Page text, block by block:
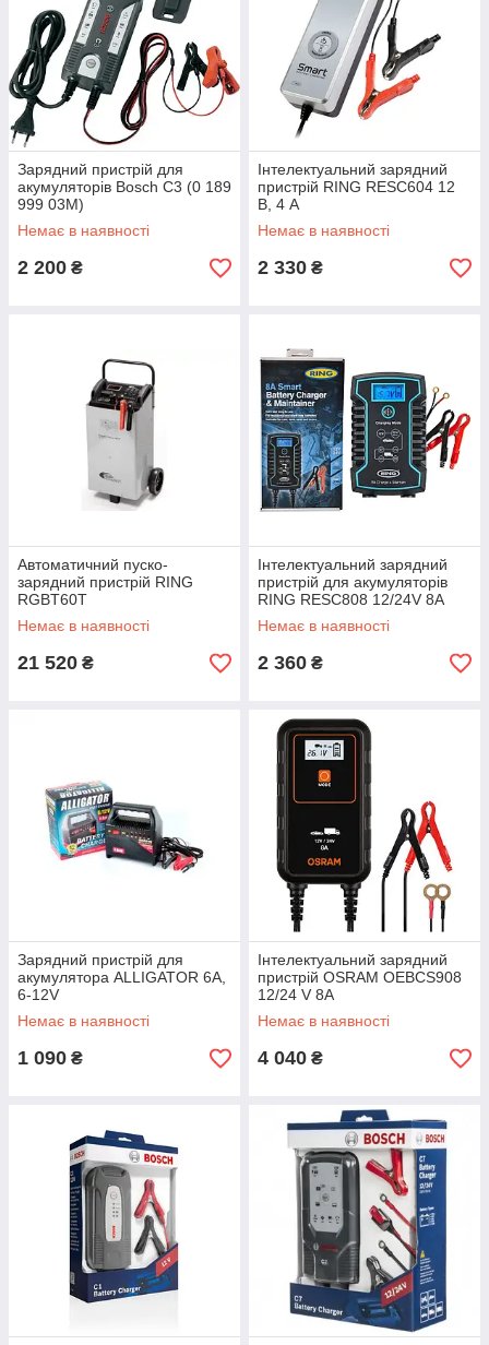
Зарядний пристрій для
акумуляторів Bosch C3 (0 189
999 03M)
Немає в наявності
2 200 ₴
Інтелектуальний зарядний
пристрій RING RESC604 12
В, 4 А
Немає в наявності
2 330 ₴
Автоматичний пуско-
зарядний пристрій RING
RGBT60T
Немає в наявності
21 520 ₴
Інтелектуальний зарядний
пристрій для акумуляторів
RING RESC808 12/24V 8A
Немає в наявності
2 360 ₴
Зарядний пристрій для
акумулятора ALLIGATOR 6А,
6-12V
Немає в наявності
1 090 ₴
Інтелектуальний зарядний
пристрій OSRAM OEBCS908
12/24 V 8A
Немає в наявності
4 040 ₴